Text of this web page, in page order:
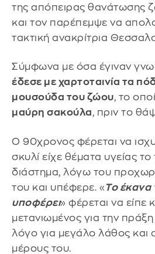
της απόπειρας θανάτωσης
και τον παρέπεμψε να
τακτική ανακρίτρια
Σύμφωνα με όσα έγιναν
έδεσε με χαρτοταινία τα
μουσούδα του ζώου, το
μαύρη σακούλα, πριν το
Ο 90χρονος φέρεται να
σκυλί είχε θέματα υγείας το
διάστημα, λόγω του
του και υπέφερε. « Το έκανα
υποφέρει» φέρεται να είπε
μετανιωμένος για την
λόγο για μεγάλο λάθος και
μέρους του.